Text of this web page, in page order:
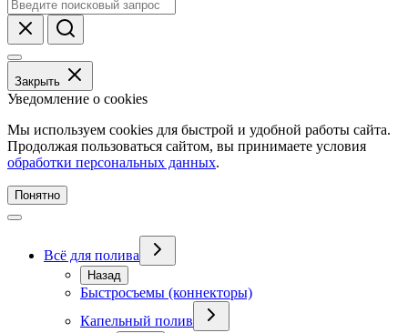
Закрыть
Уведомление о cookies
Мы используем cookies для быстрой и удобной работы сайта.
Продолжая пользоваться сайтом, вы принимаете условия
обработки персональных данных.
Понятно
Всё для полива
Назад
Быстросъемы (коннекторы)
Капельный полив